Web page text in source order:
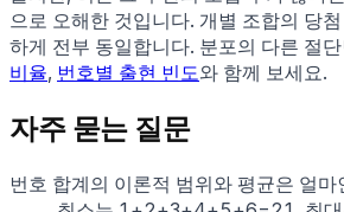
으로 오해한 것입니다. 개별 조합의 당
하게 전부 동일합니다. 분포의 다른 절
비율, 번호별 출현 빈도와 함께 보세요.
자주 묻는 질문
번호 합계의 이론적 범위와 평균은 얼마